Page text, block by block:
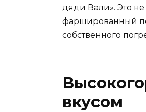
дяди Вали». Это
фаршированный
собственного
вкусом